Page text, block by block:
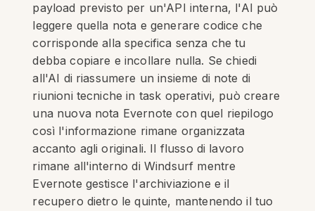
payload previsto per un'API interna, l'AI può
leggere quella nota e generare codice che
corrisponde alla specifica senza che tu
debba copiare e incollare nulla. Se chiedi
all'AI di riassumere un insieme di note di
riunioni tecniche in task operativi, può creare
una nuova nota Evernote con quel riepilogo
così l'informazione rimane organizzata
accanto agli originali. Il flusso di lavoro
rimane all'interno di Windsurf mentre
Evernote gestisce l'archiviazione e il
recupero dietro le quinte, mantenendo il tuo